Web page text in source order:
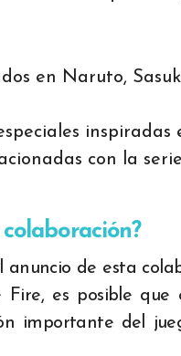
en Naruto,
con la
de esta
Fire, es posible
importante del